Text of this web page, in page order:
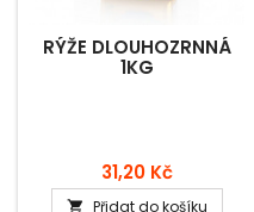
RÝŽE DLOUHOZRNNÁ
1KG
Cena
31,20 Kč
 Přidat do košíku